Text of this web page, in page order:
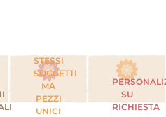
STESSI
SOGGETTI
MA
PEZZI
UNICI
SU
RICHIESTA